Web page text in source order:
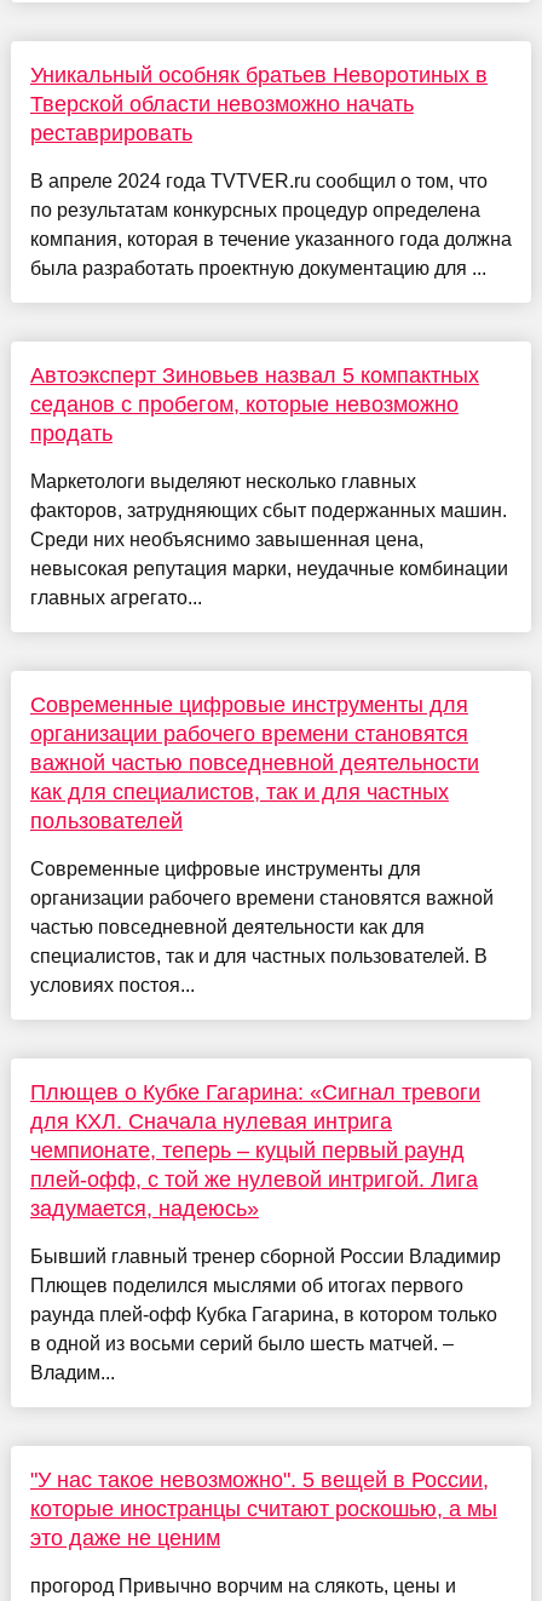
Уникальный особняк братьев Неворотиных в
Тверской области невозможно начать
реставрировать
В апреле 2024 года TVTVER.ru сообщил о том, что
по результатам конкурсных процедур определена
компания, которая в течение указанного года должна
была разработать проектную документацию для ...
Автоэксперт Зиновьев назвал 5 компактных
седанов с пробегом, которые невозможно
продать
Маркетологи выделяют несколько главных
факторов, затрудняющих сбыт подержанных машин.
Среди них необъяснимо завышенная цена,
невысокая репутация марки, неудачные комбинации
главных агрегато...
Современные цифровые инструменты для
организации рабочего времени становятся
важной частью повседневной деятельности
как для специалистов, так и для частных
пользователей
Современные цифровые инструменты для
организации рабочего времени становятся важной
частью повседневной деятельности как для
специалистов, так и для частных пользователей. В
условиях постоя...
Плющев о Кубке Гагарина: «Сигнал тревоги
для КХЛ. Сначала нулевая интрига
чемпионате, теперь – куцый первый раунд
плей-офф, с той же нулевой интригой. Лига
задумается, надеюсь»
Бывший главный тренер сборной России Владимир
Плющев поделился мыслями об итогах первого
раунда плей-офф Кубка Гагарина, в котором только
в одной из восьми серий было шесть матчей. –
Владим...
"У нас такое невозможно". 5 вещей в России,
которые иностранцы считают роскошью, а мы
это даже не ценим
прогород Привычно ворчим на слякоть, цены и